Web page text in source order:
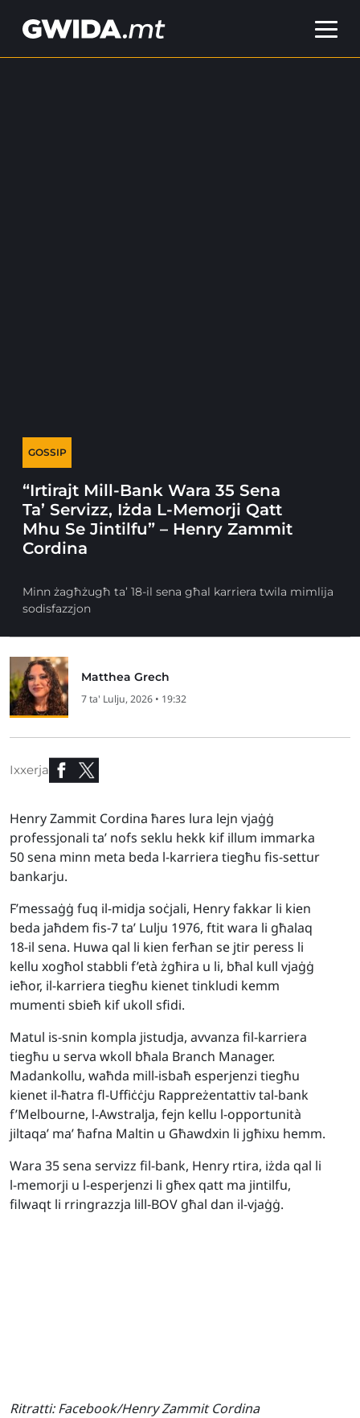
GOSSIP
“Irtirajt Mill-Bank Wara 35 Sena
Ta’ Servizz, Iżda L-Memorji Qatt
Mhu Se Jintilfu” – Henry Zammit
Cordina
Minn żagħżugħ ta’ 18-il sena għal karriera twila mimlija
sodisfazzjon
Matthea Grech
7 ta' Lulju, 2026 • 19:32
Ixxerja
Henry Zammit Cordina ħares lura lejn vjaġġ
professjonali ta’ nofs seklu hekk kif illum immarka
50 sena minn meta beda l-karriera tiegħu fis-settur
bankarju.
F’messaġġ fuq il-midja soċjali, Henry fakkar li kien
beda jaħdem fis-7 ta’ Lulju 1976, ftit wara li għalaq
18-il sena. Huwa qal li kien ferħan se jtir peress li
kellu xogħol stabbli f’età żgħira u li, bħal kull vjaġġ
ieħor, il-karriera tiegħu kienet tinkludi kemm
mumenti sbieħ kif ukoll sfidi.
Matul is-snin kompla jistudja, avvanza fil-karriera
tiegħu u serva wkoll bħala Branch Manager.
Madankollu, waħda mill-isbaħ esperjenzi tiegħu
kienet il-ħatra fl-Uffiċċju Rappreżentattiv tal-bank
f’Melbourne, l-Awstralja, fejn kellu l-opportunità
jiltaqa’ ma’ ħafna Maltin u Għawdxin li jgħixu hemm.
Wara 35 sena servizz fil-bank, Henry rtira, iżda qal li
l-memorji u l-esperjenzi li għex qatt ma jintilfu,
filwaqt li rringrazzja lill-BOV għal dan il-vjaġġ.
Ritratti: Facebook/Henry Zammit Cordina